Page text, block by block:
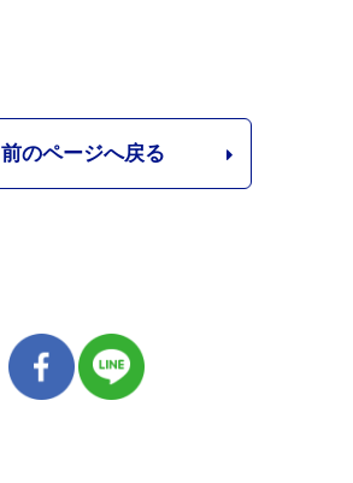
前のページへ戻る